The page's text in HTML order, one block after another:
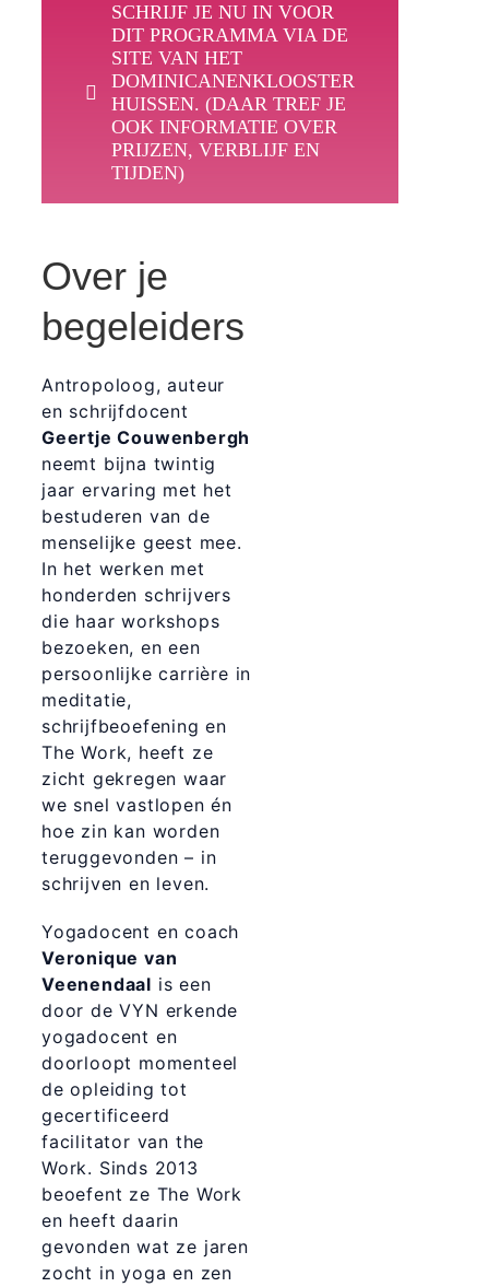
SCHRIJF JE NU IN VOOR
DIT PROGRAMMA VIA DE
SITE VAN HET
DOMINICANENKLOOSTER
HUISSEN. (DAAR TREF JE
OOK INFORMATIE OVER
PRIJZEN, VERBLIJF EN
TIJDEN)
Over je
begeleiders
Antropoloog, auteur
en schrijfdocent
Geertje Couwenbergh
neemt bijna twintig
jaar ervaring met het
bestuderen van de
menselijke geest mee.
In het werken met
honderden schrijvers
die haar workshops
bezoeken, en een
persoonlijke carrière in
meditatie,
schrijfbeoefening en
The Work, heeft ze
zicht gekregen waar
we snel vastlopen én
hoe zin kan worden
teruggevonden – in
schrijven en leven.
Yogadocent en coach
Veronique van
Veenendaal is een
door de VYN erkende
yogadocent en
doorloopt momenteel
de opleiding tot
gecertificeerd
facilitator van the
Work. Sinds 2013
beoefent ze The Work
en heeft daarin
gevonden wat ze jaren
zocht in yoga en zen